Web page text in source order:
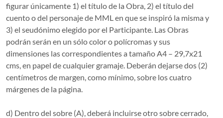
figurar únicamente 1) el título de la Obra, 2) el título del
cuento o del personaje de MML en que se inspiró la misma y
3) el seudónimo elegido por el Participante. Las Obras
podrán serán en un sólo color o polícromas y sus
dimensiones las correspondientes a tamaño A4 – 29,7x21
cms, en papel de cualquier gramaje. Deberán dejarse dos (2)
centímetros de margen, como mínimo, sobre los cuatro
márgenes de la página.
d) Dentro del sobre (A), deberá incluirse otro sobre cerrado,